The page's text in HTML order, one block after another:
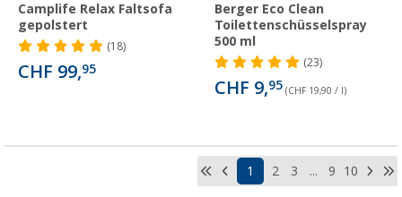
Camplife Relax Faltsofa
gepolstert
(18)
CHF 99,95
Berger Eco Clean
Toilettenschüsselspray
500 ml
(23)
CHF 9,95 (CHF 19,90 / l)
1 2 3 ... 9 10